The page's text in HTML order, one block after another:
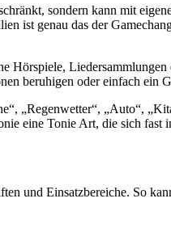
sondern kann mit
ist genau das der
Hörspiele,
beruhigen oder einfach ein
„Regenwetter“, „Auto“,
eine Tonie Art, die sich fast
und Einsatzbereiche. So